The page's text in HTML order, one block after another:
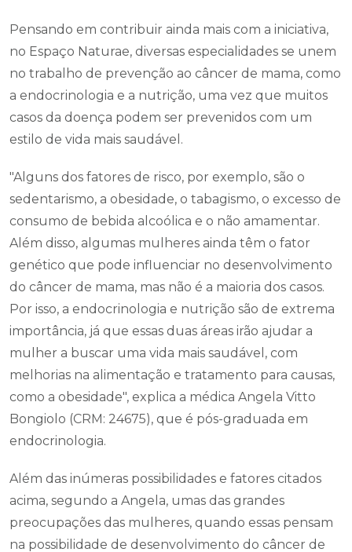
Pensando em contribuir ainda mais com a iniciativa,
no Espaço Naturae, diversas especialidades se unem
no trabalho de prevenção ao câncer de mama, como
a endocrinologia e a nutrição, uma vez que muitos
casos da doença podem ser prevenidos com um
estilo de vida mais saudável.
"Alguns dos fatores de risco, por exemplo, são o
sedentarismo, a obesidade, o tabagismo, o excesso de
consumo de bebida alcoólica e o não amamentar.
Além disso, algumas mulheres ainda têm o fator
genético que pode influenciar no desenvolvimento
do câncer de mama, mas não é a maioria dos casos.
Por isso, a endocrinologia e nutrição são de extrema
importância, já que essas duas áreas irão ajudar a
mulher a buscar uma vida mais saudável, com
melhorias na alimentação e tratamento para causas,
como a obesidade", explica a médica Angela Vitto
Bongiolo (CRM: 24675), que é pós-graduada em
endocrinologia.
Além das inúmeras possibilidades e fatores citados
acima, segundo a Angela, umas das grandes
preocupações das mulheres, quando essas pensam
na possibilidade de desenvolvimento do câncer de